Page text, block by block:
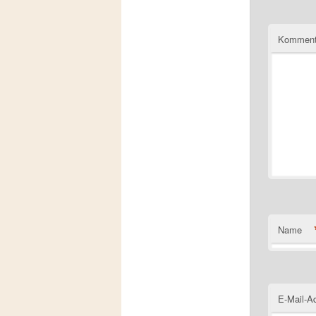
Name
E-Mail-